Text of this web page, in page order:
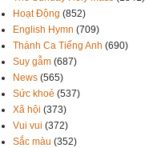
Hoạt Động (852)
English Hymn (709)
Thánh Ca Tiếng Anh (690)
Suy gẫm (687)
News (565)
Sức khoẻ (537)
Xã hội (373)
Vui vui (372)
Sắc màu (352)